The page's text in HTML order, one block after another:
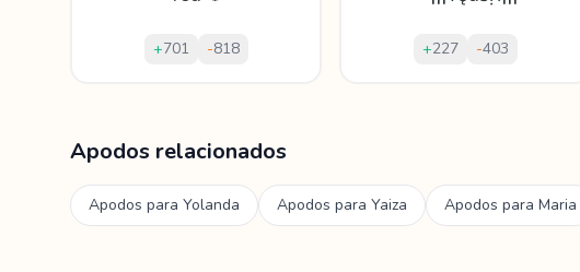
+701 -818 +227 -403
Apodos relacionados
Apodos para Yolanda Apodos para Yaiza Apodos para Maria